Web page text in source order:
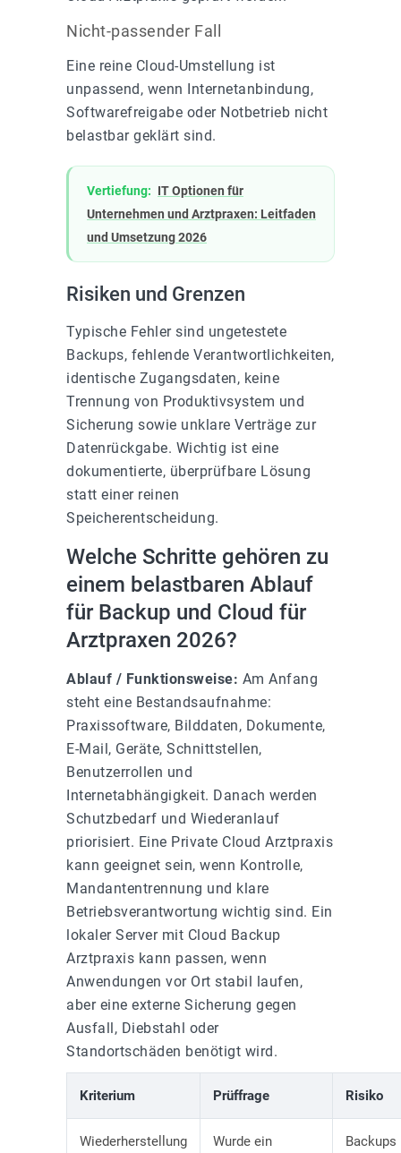
Nicht-passender Fall
Eine reine Cloud-Umstellung ist
unpassend, wenn Internetanbindung,
Softwarefreigabe oder Notbetrieb nicht
belastbar geklärt sind.
Vertiefung: IT Optionen für
Unternehmen und Arztpraxen: Leitfaden
und Umsetzung 2026
Risiken und Grenzen
Typische Fehler sind ungetestete
Backups, fehlende Verantwortlichkeiten,
identische Zugangsdaten, keine
Trennung von Produktivsystem und
Sicherung sowie unklare Verträge zur
Datenrückgabe. Wichtig ist eine
dokumentierte, überprüfbare Lösung
statt einer reinen
Speicherentscheidung.
Welche Schritte gehören zu
einem belastbaren Ablauf
für Backup und Cloud für
Arztpraxen 2026?
Ablauf / Funktionsweise: Am Anfang
steht eine Bestandsaufnahme:
Praxissoftware, Bilddaten, Dokumente,
E-Mail, Geräte, Schnittstellen,
Benutzerrollen und
Internetabhängigkeit. Danach werden
Schutzbedarf und Wiederanlauf
priorisiert. Eine Private Cloud Arztpraxis
kann geeignet sein, wenn Kontrolle,
Mandantentrennung und klare
Betriebsverantwortung wichtig sind. Ein
lokaler Server mit Cloud Backup
Arztpraxis kann passen, wenn
Anwendungen vor Ort stabil laufen,
aber eine externe Sicherung gegen
Ausfall, Diebstahl oder
Standortschäden benötigt wird.
Kriterium Prüffrage Risiko
Wiederherstellung
Wurde ein
Backups